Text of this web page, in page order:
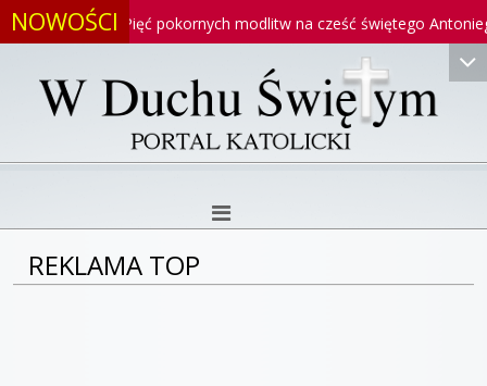
NOWOŚCIPięć pokornych modlitw na cześć świętego Antoniego
REKLAMA TOP